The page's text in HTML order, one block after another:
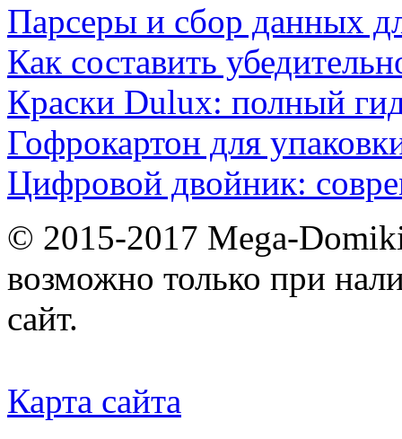
Парсеры и сбор данных
Как составить
Краски Dulux: полный
Гофрокартон для
Цифровой двойник:
© 2015-2017 Mega-
возможно только при
сайт.
Карта сайта